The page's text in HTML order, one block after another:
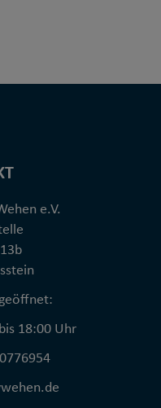
e.V.
18:00 Uhr